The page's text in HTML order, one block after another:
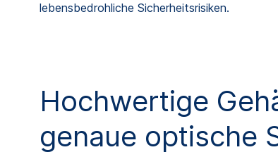
lebensbedrohliche Sicherheitsrisiken.
Hochwertige
genaue optische